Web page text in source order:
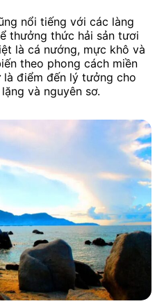
nổi tiếng với các làng
thưởng thức hải sản tươi
là cá nướng, mực khô và
theo phong cách miền
là điểm đến lý tưởng cho
và nguyên sơ.